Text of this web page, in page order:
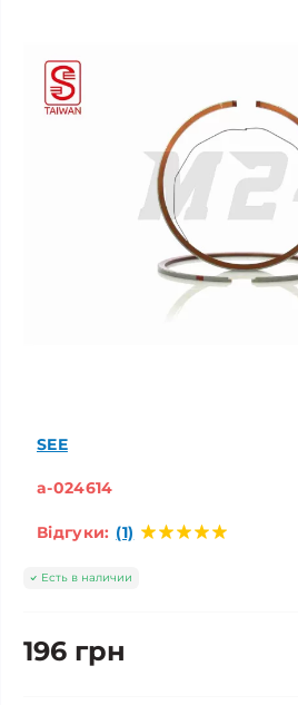
SEE
a-024614
Відгуки: (1)
Есть в наличии
196 грн